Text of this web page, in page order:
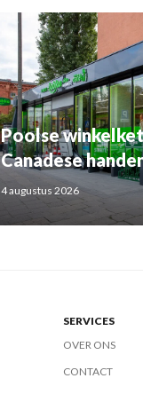
Poolse
Canadese
4 augustus 2026
SERVICES
OVER ONS
CONTACT